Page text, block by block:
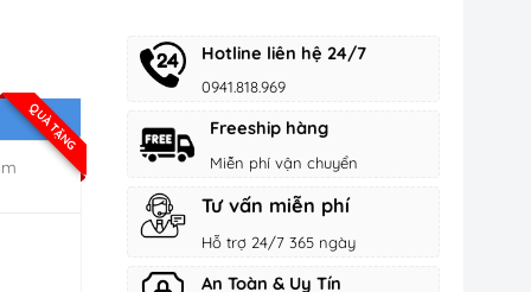
QUÀ TẶNG
Hotline liên hệ 24/7
0941.818.969
Freeship hàng
Miễn phí vận chuyển
Tư vấn miễn phí
Hỗ trợ 24/7 365 ngày
An Toàn & Uy Tín